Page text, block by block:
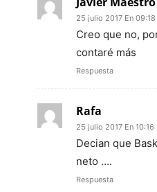
25 julio 2017 En 09:18
Creo que no,
contaré más
Respuesta
Rafa
25 julio 2017 En 10:16
Decian que
neto ….
Respuesta